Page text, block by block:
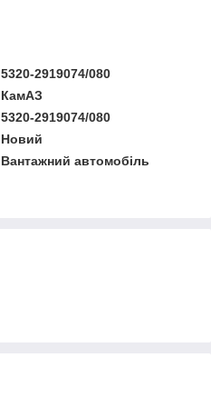
5320-2919074/080
КамАЗ
5320-2919074/080
Новий
Вантажний автомобіль